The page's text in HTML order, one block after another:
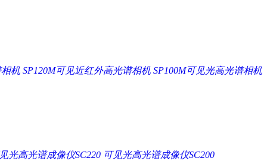
机 SP120M可见近红外高光谱相机 SP100M可见光高光谱相机
光高光谱成像仪SC220 可见光高光谱成像仪SC200